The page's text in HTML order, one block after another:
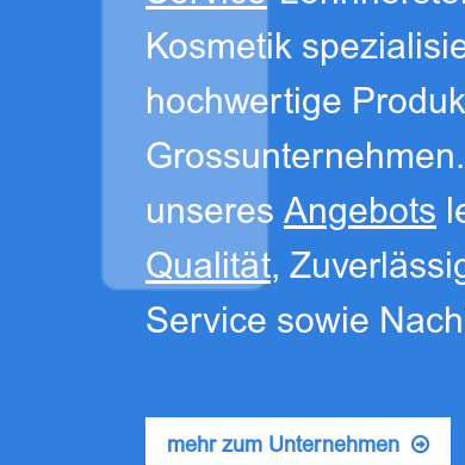
Kosmetik
hochwertige
unseres Angebots
Qualität,
Service sowie
mehr zum Unternehmen